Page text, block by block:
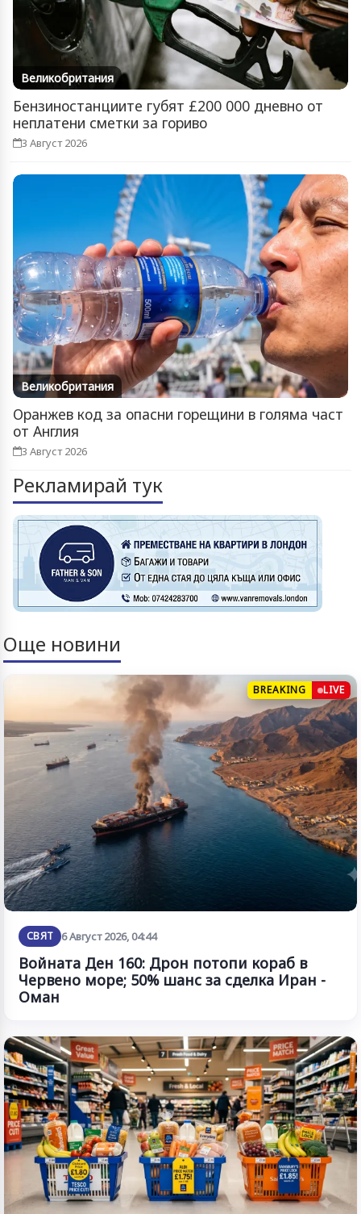
Великобритания
Бензиностанциите губят £200 000 дневно от
неплатени сметки за гориво
3 Август 2026
Великобритания
Оранжев код за опасни горещини в голяма част
от Англия
3 Август 2026
Рекламирай тук
Още новини
BREAKING LIVE
СВЯТ 6 Август 2026, 04:44
Войната Ден 160: Дрон потопи кораб в
Червено море; 50% шанс за сделка Иран -
Оман